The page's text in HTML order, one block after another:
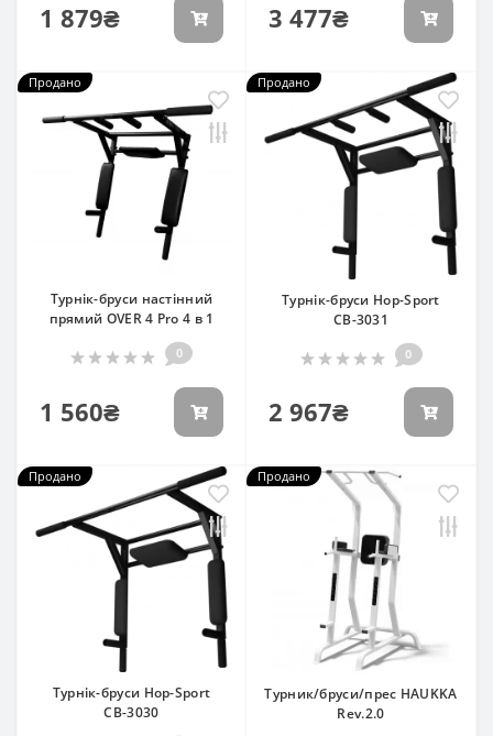
1 879₴ 3 477₴
Продано
Турнік-бруси настінний
прямий OVER 4 Pro 4 в 1
0
1 560₴
Продано
Турнік-бруси Hop-Sport
СВ-3031
0
2 967₴
Продано
Турнік-бруси Hop-Sport
СВ-3030
Продано
Турник/бруси/прес HAUKKA
Rev.2.0